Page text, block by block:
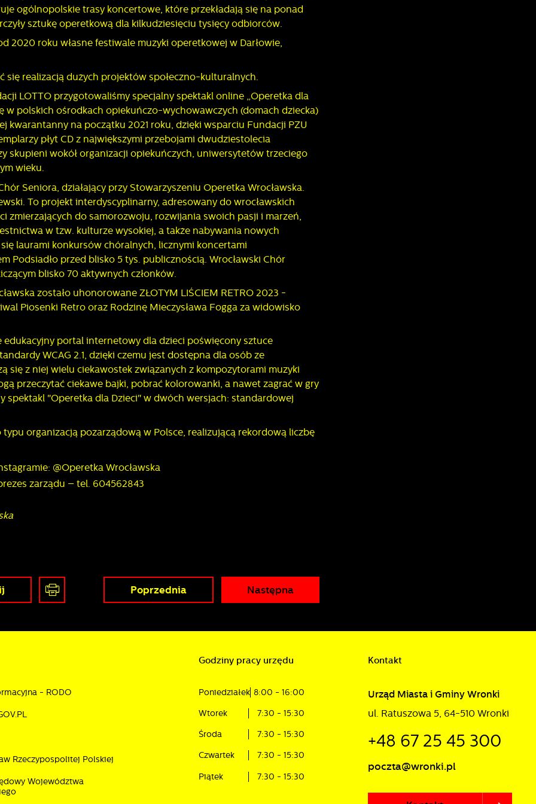
ogólnopolskie trasy koncertowe, które przekładają się na ponad
sztukę operetkową dla kilkudziesięciu tysięcy odbiorców.
2020 roku własne festiwale muzyki operetkowej w Darłowie,
się realizacją dużych projektów społeczno-kulturalnych.
LOTTO przygotowaliśmy specjalny spektakl online „Operetka dla
w polskich ośrodkach opiekuńczo-wychowawczych (domach dziecka)
na początku 2021 roku, dzięki wsparciu Fundacji PZU
płyt CD z największymi przebojami dwudziestolecia
skupieni wokół organizacji opiekuńczych, uniwersytetów trzeciego
wieku.
Seniora, działający przy Stowarzyszeniu Operetka Wrocławska.
To projekt interdyscyplinarny, adresowany do wrocławskich
do samorozwoju, rozwijania swoich pasji i marzeń,
w tzw. kulturze wysokiej, a także nabywania nowych
laurami konkursów chóralnych, licznymi koncertami
Podsiadło przed blisko 5 tys. publicznością. Wrocławski Chór
blisko 70 aktywnych członków.
zostało uhonorowane ZŁOTYM LIŚCIEM RETRO 2023 -
Piosenki Retro oraz Rodzinę Mieczysława Fogga za widowisko
portal internetowy dla dzieci poświęcony sztuce
WCAG 2.1, dzięki czemu jest dostępna dla osób ze
się z niej wielu ciekawostek związanych z kompozytorami muzyki
przeczytać ciekawe bajki, pobrać kolorowanki, a nawet zagrać w gry
"Operetka dla Dzieci" w dwóch wersjach: standardowej
organizacją pozarządową w Polsce, realizującą rekordową liczbę
@Operetka Wrocławska
zarządu – tel. 604562843
Poprzednia Następna
- RODO
Rzeczypospolitej Polskiej
Województwa
Godziny pracy urzędu
Poniedziałek 8:00 - 16:00
Wtorek 7:30 - 15:30
Środa 7:30 - 15:30
Czwartek 7:30 - 15:30
Piątek 7:30 - 15:30
Kontakt
Urząd Miasta i Gminy Wronki
ul. Ratuszowa 5, 64-510 Wronki
+48 67 25 45 300
poczta@wronki.pl
analityczne pozwalają na uzyskanie informacji w zakresie wykorzystywania
internetowej, miejsca oraz częstotliwości, z jaką odwiedzane są nasze
www. Dane pozwalają nam na ocenę naszych serwisów internetowych pod
ich popularności wśród użytkowników. Zgromadzone informacje są
w formie zanonimizowanej. Wyrażenie zgody na analityczne pliki
na stronach naszych partnerów.
pliki cookies służą do prezentowania Ci naszych komunikatów na
analizy Twoich upodobań oraz Twoich zwyczajów dotyczących
witryny internetowej. Treści promocyjne mogą pojawić się na stronach
trzecich lub firm będących naszymi partnerami oraz innych dostawców
wiadomości, ofert, komunikatów mediów społecznościowych.